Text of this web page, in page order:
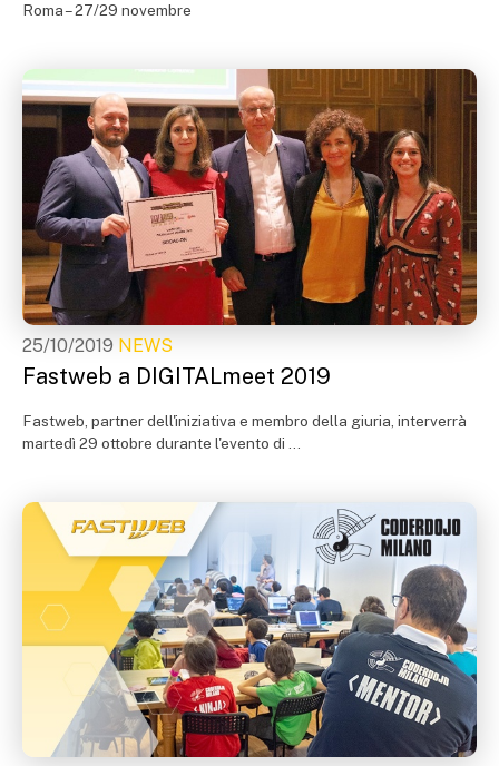
Roma – 27/29 novembre
25/10/2019 NEWS
Fastweb a DIGITALmeet 2019
Fastweb, partner dell'iniziativa e membro della giuria, interverrà
martedì 29 ottobre durante l'evento di ...